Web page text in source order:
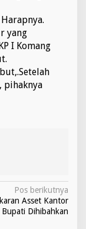
yang
I Komang
pihaknya
Pos berikutnya
Asset Kantor
Bupati Dihibahkan